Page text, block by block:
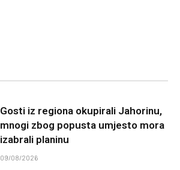
Gosti iz regiona okupirali Jahorinu,
mnogi zbog popusta umjesto mora
izabrali planinu
09/08/2026